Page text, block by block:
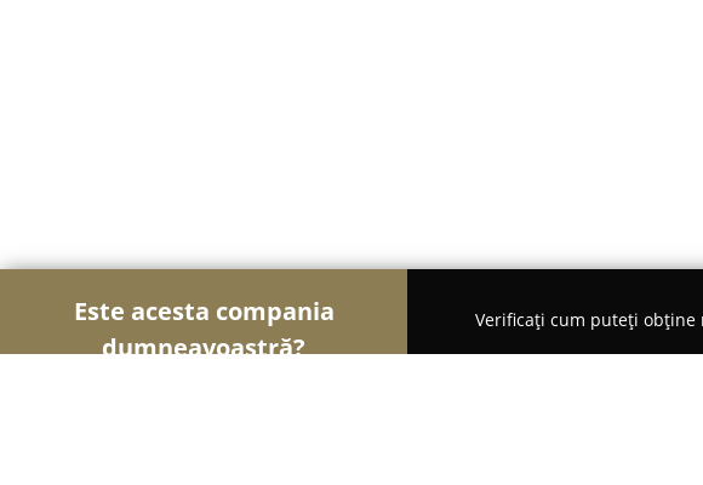
Este acesta compania
dumneavoastră?
Verificați cum puteți obține